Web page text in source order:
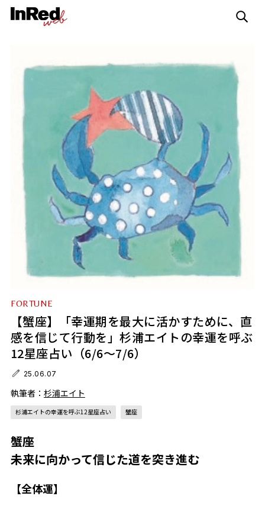
FORTUNE
【蟹座】「幸運期を最大に活かすために、直
感を信じて行動を」杉浦エイトの幸運を呼ぶ
12星座占い（6/6～7/6）
25.06.07
執筆者： 杉浦エイト
杉浦エイトの幸運を呼ぶ12星座占い 蟹座
蟹座
未来に向かって信じた道を突き進む
【全体運】